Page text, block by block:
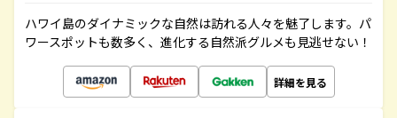
ハワイ島のダイナミックな自然は訪れる人々を魅了します。パ
ワースポットも数多く、進化する自然派グルメも見逃せない！
詳細を見る